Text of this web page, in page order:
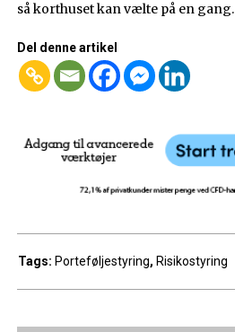
så korthuset kan vælte på en gang.
Del denne artikel
Tags: Porteføljestyring, Risikostyring